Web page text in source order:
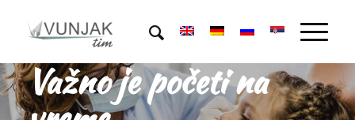
Važno je početi na